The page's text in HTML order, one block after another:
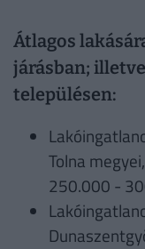
Átlagos
járásban;
településen:
Tolna
250.000 -